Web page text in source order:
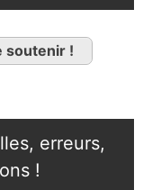
soutenir !
erreurs,
!